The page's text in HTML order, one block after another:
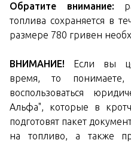
Обратите внимание:
топлива сохраняется в
размере 780 гривен
ВНИМАНИЕ! Если вы
время, то понимаете,
воспользоваться
Альфа", которые в
подготовят пакет
на топливо, а также